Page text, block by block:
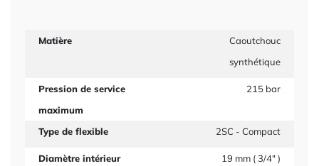
Matière
Caoutchouc
synthétique
Pression de service
maximum
215 bar
Type de flexible 2SC - Compact
Diamètre intérieur 19 mm ( 3/4" )